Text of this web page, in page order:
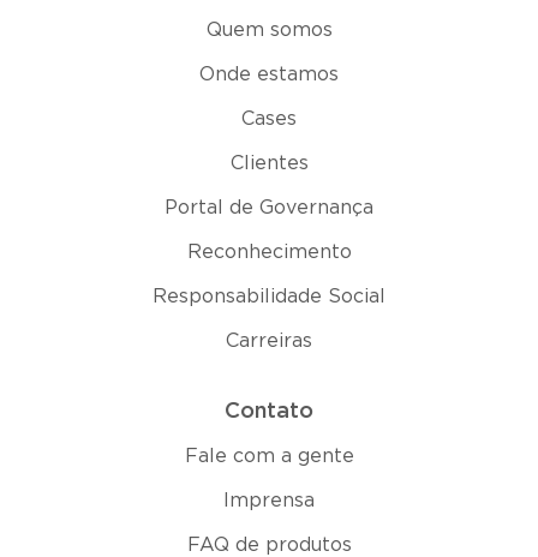
Quem somos
Onde estamos
Cases
Clientes
Portal de Governança
Reconhecimento
Responsabilidade Social
Carreiras
Contato
Fale com a gente
Imprensa
FAQ de produtos